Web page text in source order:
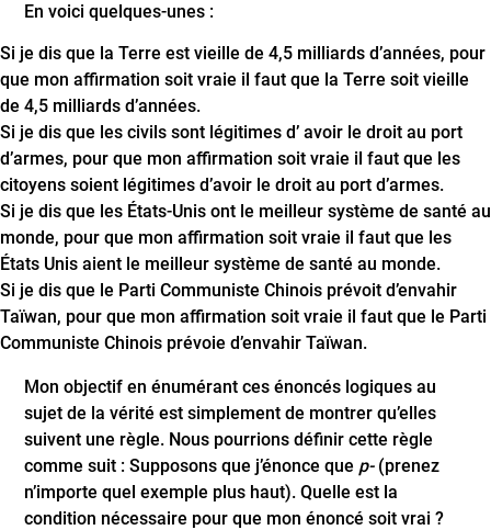
En voici quelques-unes :
Si je dis que la Terre est vieille de 4,5 milliards d’années, pour
que mon affirmation soit vraie il faut que la Terre soit vieille
de 4,5 milliards d’années.
Si je dis que les civils sont légitimes d’ avoir le droit au port
d’armes, pour que mon affirmation soit vraie il faut que les
citoyens soient légitimes d’avoir le droit au port d’armes.
Si je dis que les États-Unis ont le meilleur système de santé au
monde, pour que mon affirmation soit vraie il faut que les
États Unis aient le meilleur système de santé au monde.
Si je dis que le Parti Communiste Chinois prévoit d’envahir
Taïwan, pour que mon affirmation soit vraie il faut que le Parti
Communiste Chinois prévoie d’envahir Taïwan.
Mon objectif en énumérant ces énoncés logiques au
sujet de la vérité est simplement de montrer qu’elles
suivent une règle. Nous pourrions définir cette règle
comme suit : Supposons que j’énonce que p-(prenez
n’importe quel exemple plus haut). Quelle est la
condition nécessaire pour que mon énoncé soit vrai ?